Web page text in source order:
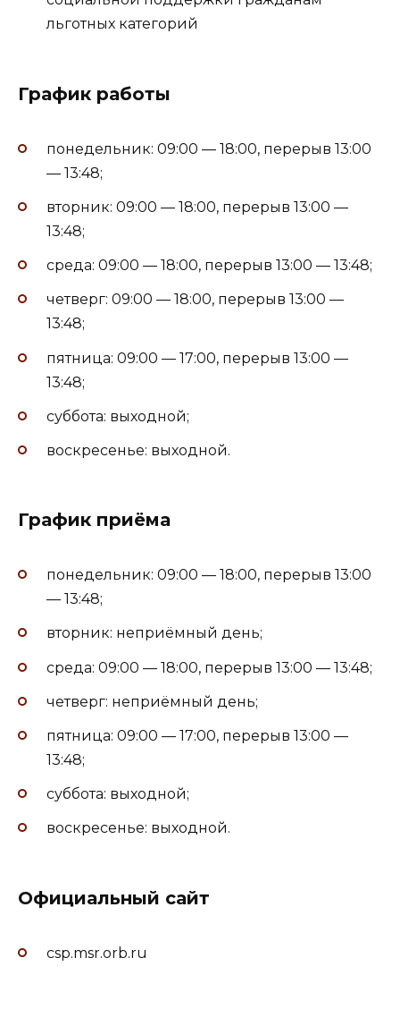
льготных категорий
График работы
понедельник: 09:00 — 18:00, перерыв 13:00
— 13:48;
вторник: 09:00 — 18:00, перерыв 13:00 —
13:48;
среда: 09:00 — 18:00, перерыв 13:00 — 13:48;
четверг: 09:00 — 18:00, перерыв 13:00 —
13:48;
пятница: 09:00 — 17:00, перерыв 13:00 —
13:48;
суббота: выходной;
воскресенье: выходной.
График приёма
понедельник: 09:00 — 18:00, перерыв 13:00
— 13:48;
вторник: неприёмный день;
среда: 09:00 — 18:00, перерыв 13:00 — 13:48;
четверг: неприёмный день;
пятница: 09:00 — 17:00, перерыв 13:00 —
13:48;
суббота: выходной;
воскресенье: выходной.
Официальный сайт
csp.msr.orb.ru